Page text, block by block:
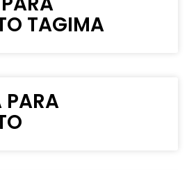
TAGIMA
PARA